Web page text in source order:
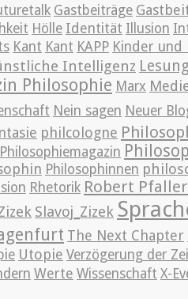
Gastbeiträge
Hölle Identität Illusion
Kant Kant KAPP Kinder und
Intelligenz Lesung
Philosophie Marx
Nein sagen Neuer
philcologne
Philosophiemagazin
Philosophinnen
Rhetorik Robert Pfaller
Slavoj_Zizek
The Next Chapter
Utopie Verzögerung der
Werte Wissenschaft X-